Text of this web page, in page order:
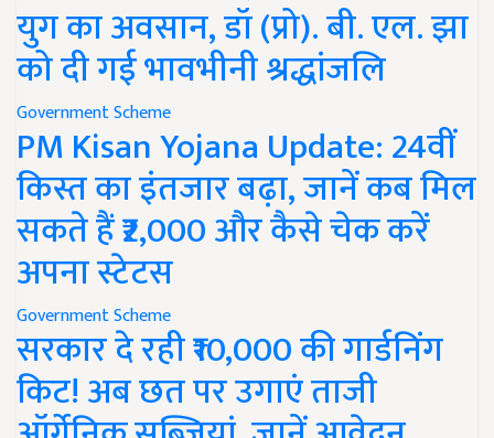
युग का अवसान, डॉ (प्रो). बी. एल. झा
को दी गई भावभीनी श्रद्धांजलि
Government Scheme
PM Kisan Yojana Update: 24वीं
किस्त का इंतजार बढ़ा, जानें कब मिल
सकते हैं ₹2,000 और कैसे चेक करें
अपना स्टेटस
Government Scheme
सरकार दे रही ₹10,000 की गार्डनिंग
किट! अब छत पर उगाएं ताजी